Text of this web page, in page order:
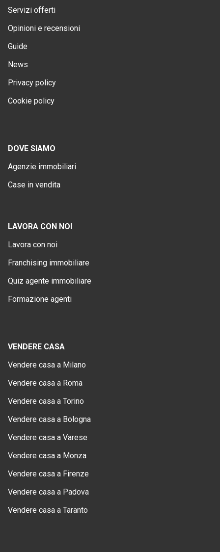
Servizi offerti
Opinioni e recensioni
Guide
News
Privacy policy
Cookie policy
DOVE SIAMO
Agenzie immobiliari
Case in vendita
LAVORA CON NOI
Lavora con noi
Franchising immobiliare
Quiz agente immobiliare
Formazione agenti
VENDERE CASA
Vendere casa a Milano
Vendere casa a Roma
Vendere casa a Torino
Vendere casa a Bologna
Vendere casa a Varese
Vendere casa a Monza
Vendere casa a Firenze
Vendere casa a Padova
Vendere casa a Taranto